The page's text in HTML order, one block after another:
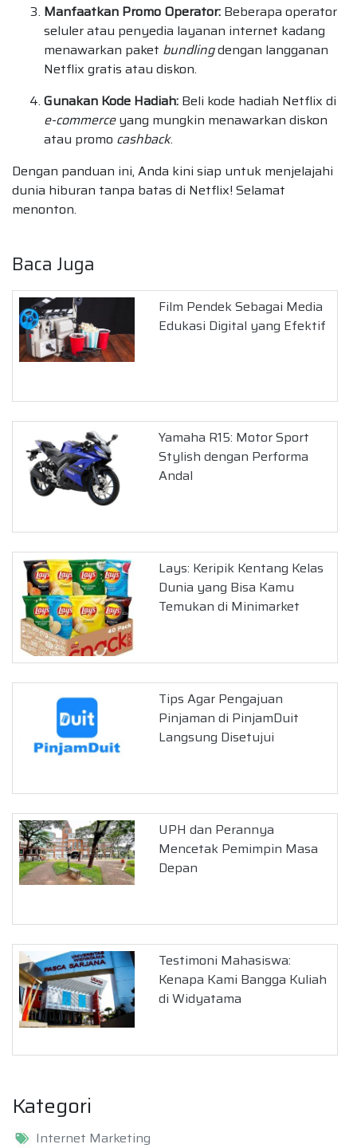
Manfaatkan Promo Operator: Beberapa operator
seluler atau penyedia layanan internet kadang
menawarkan paket bundlingdengan langganan
Netflix gratis atau diskon.
Gunakan Kode Hadiah: Beli kode hadiah Netflix di
e-commerceyang mungkin menawarkan diskon
atau promo cashback.
Dengan panduan ini, Anda kini siap untuk menjelajahi
dunia hiburan tanpa batas di Netflix! Selamat
menonton.
Baca Juga
Film Pendek Sebagai Media
Edukasi Digital yang Efektif
Yamaha R15: Motor Sport
Stylish dengan Performa
Andal
Lays: Keripik Kentang Kelas
Dunia yang Bisa Kamu
Temukan di Minimarket
Tips Agar Pengajuan
Pinjaman di PinjamDuit
Langsung Disetujui
UPH dan Perannya
Mencetak Pemimpin Masa
Depan
Testimoni Mahasiswa:
Kenapa Kami Bangga Kuliah
di Widyatama
Kategori
Internet Marketing